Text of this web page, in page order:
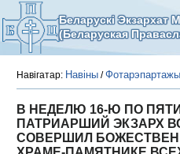
Беларускі Экзархат
(Беларуская
Навігатар: Навіны /Фотарэпартажы
В НЕДЕЛЮ 16-Ю ПО
ПАТРИАРШИЙ ЭКЗАРХ
СОВЕРШИЛ